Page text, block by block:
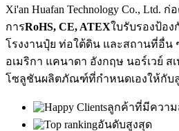
Xi'an Huafan Technology Co.,
การRoHS, CE, ATEXใบรับรองป้อง
โรงงานปุ๋ย ท่อใต้ดิน และสถานที่อื่น
อเมริกา แคนาดา อังกฤษ นอร์เวย์ ส
โซลูชันผลิตภัณฑ์ที่กำหนดเองให้กับ
ลูกค้าที่มีควา
อันดับสูงสุด